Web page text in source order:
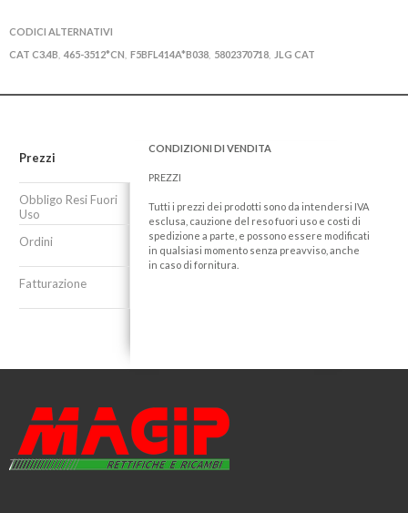
CODICI ALTERNATIVI
CAT C3.4B 465-3512*CN F5BFL414A*B038 5802370718 JLG CAT
Prezzi
Obbligo Resi Fuori
Uso
Ordini
Fatturazione
CONDIZIONI DI VENDITA
PREZZI
Tutti i prezzi dei prodotti sono da intendersi IVA
esclusa, cauzione del reso fuori uso e costi di
spedizione a parte, e possono essere modificati
in qualsiasi momento senza preavviso, anche
in caso di fornitura.